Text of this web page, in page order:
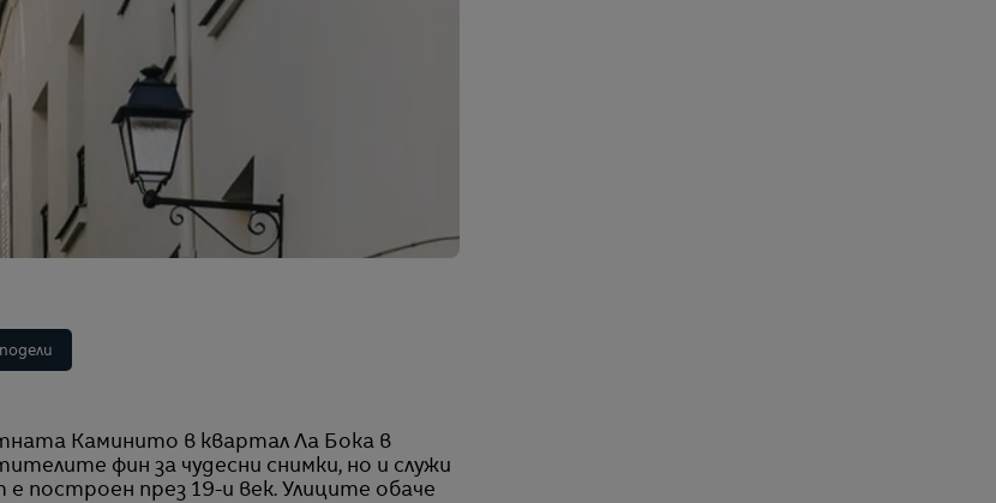
фин за чудесни снимки, но и служи
построен през 19-и век. Улиците обаче